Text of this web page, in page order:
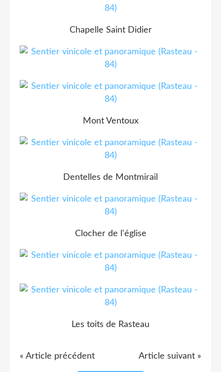
Chapelle Saint Didier
Mont Ventoux
Dentelles de Montmirail
Clocher de l'église
Les toits de Rasteau
« Article précédent Article suivant »